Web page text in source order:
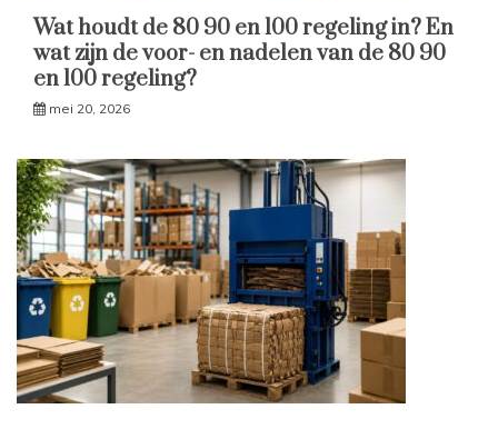
Wat houdt de 80 90 en 100 regeling in? En
wat zijn de voor- en nadelen van de 80 90
en 100 regeling?
mei 20, 2026